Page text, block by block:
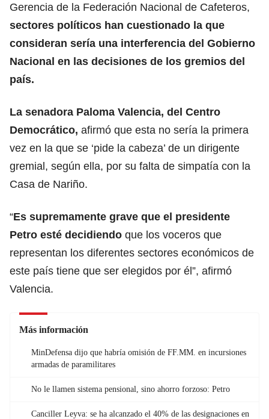
Gerencia de la Federación Nacional de Cafeteros,
sectores políticos han cuestionado la que
consideran sería una interferencia del Gobierno
Nacional en las decisiones de los gremios del
país.
La senadora Paloma Valencia, del Centro
Democrático, afirmó que esta no sería la primera
vez en la que se ‘pide la cabeza’ de un dirigente
gremial, según ella, por su falta de simpatía con la
Casa de Nariño.
“Es supremamente grave que el presidente
Petro esté decidiendo que los voceros que
representan los diferentes sectores económicos de
este país tiene que ser elegidos por él”, afirmó
Valencia.
Más información
MinDefensa dijo que habría omisión de FF.MM. en incursiones
armadas de paramilitares
No le llamen sistema pensional, sino ahorro forzoso: Petro
Canciller Leyva: se ha alcanzado el 40% de las designaciones en